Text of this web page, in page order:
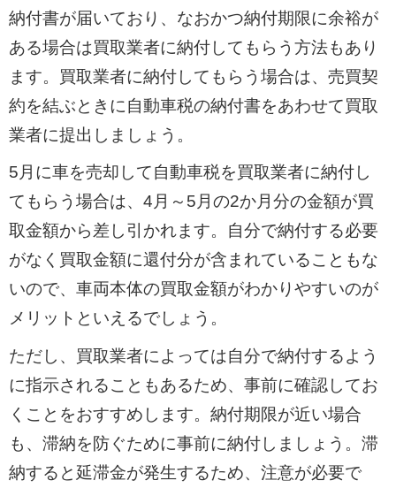
納付書が届いており、なおかつ納付期限に余裕が
ある場合は買取業者に納付してもらう方法もあり
ます。買取業者に納付してもらう場合は、売買契
約を結ぶときに自動車税の納付書をあわせて買取
業者に提出しましょう。
5月に車を売却して自動車税を買取業者に納付し
てもらう場合は、4月～5月の2か月分の金額が買
取金額から差し引かれます。自分で納付する必要
がなく買取金額に還付分が含まれていることもな
いので、車両本体の買取金額がわかりやすいのが
メリットといえるでしょう。
ただし、買取業者によっては自分で納付するよう
に指示されることもあるため、事前に確認してお
くことをおすすめします。納付期限が近い場合
も、滞納を防ぐために事前に納付しましょう。滞
納すると延滞金が発生するため、注意が必要で